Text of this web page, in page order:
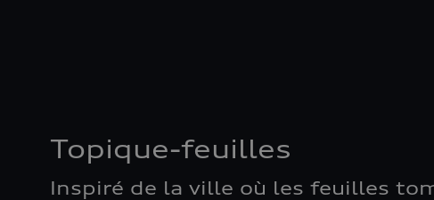
Topique-feuilles
Inspiré de la ville où les feuilles